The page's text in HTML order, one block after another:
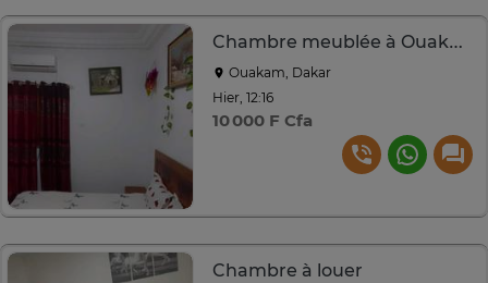
Chambre meublée à Ouakam
Ouakam, Dakar
Hier, 12:16
10 000 F Cfa
Chambre à louer